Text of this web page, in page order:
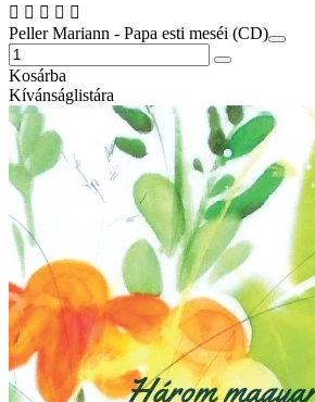
Peller Mariann - Papa esti meséi (CD)
Kosárba
Kívánságlistára